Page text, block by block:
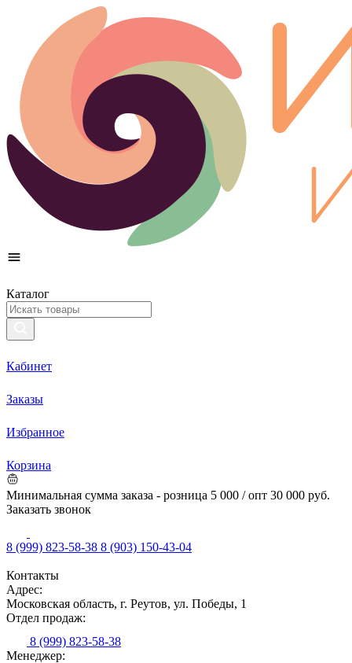
Каталог
Кабинет
Заказы
Избранное
Корзина
Минимальная сумма заказа - розница 5 000 / опт 30 000 руб.
Заказать звонок
8 (999) 823-58-38 8 (903) 150-43-04
Контакты
Адрес:
Московская область, г. Реутов, ул. Победы, 1
Отдел продаж:
8 (999) 823-58-38
Менеджер: